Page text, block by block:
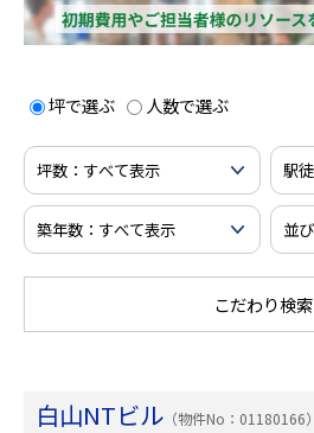
坪で選ぶ 人数で選ぶ
こだわり検索
白山NTビル （物件No：01180166）